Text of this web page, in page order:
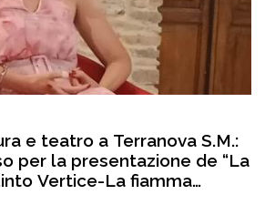
e teatro a Terranova S.M.:
per la presentazione de “La
Vertice-La fiamma